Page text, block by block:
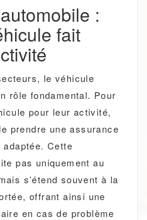
:
fait
le véhicule
rôle fondamental. Pour
pour leur activité,
prendre une assurance
Cette
pas uniquement au
s’étend souvent à la
offrant ainsi une
en cas de problème